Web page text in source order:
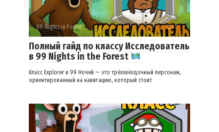
99 Nights in Forest 0
Полный гайд по классу Исследователь
в 99 Nights in the Forest
Класс Explorer в 99 Ночей — это трёхзвёздочный персонаж,
ориентированный на навигацию, который стоит